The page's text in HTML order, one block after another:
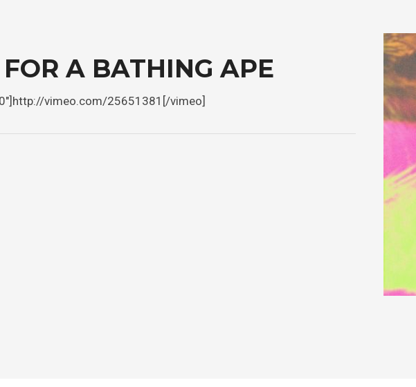
A BATHING APE
vimeo.com/25651381[/vimeo]